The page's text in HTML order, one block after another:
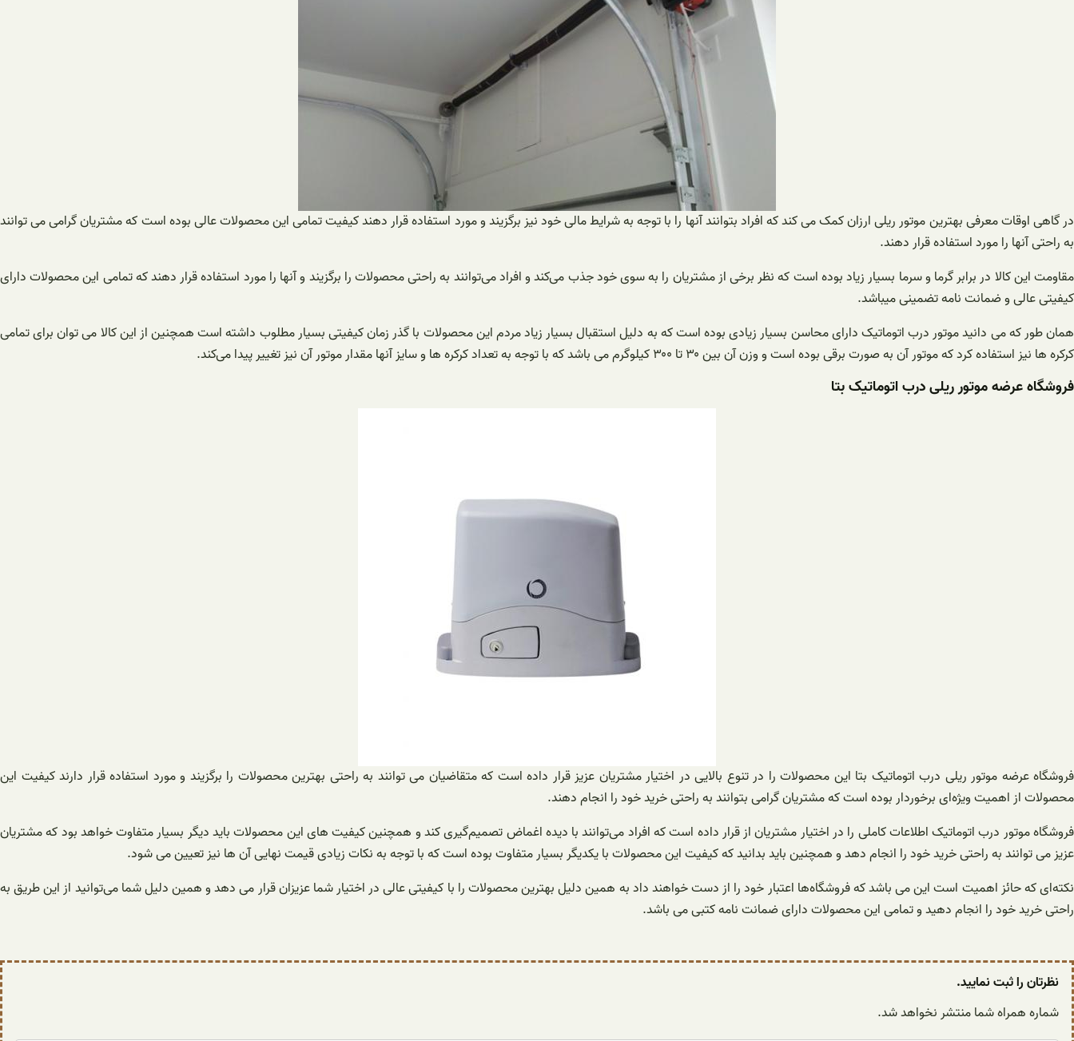
در گاهی اوقات معرفی بهترین موتور ریلی ارزان کمک می کند که افراد بتوانند آنها را با توجه به شرایط مالی خود نیز برگزیند و مورد استفاده قرار دهند کیفیت تمامی این محصولات عالی بوده است که مشتریان گرامی می توانند
به راحتی آنها را مورد استفاده قرار دهند.
مقاومت این کالا در برابر گرما و سرما بسیار زیاد بوده است که نظر برخی از مشتریان را به سوی خود جذب می‌کند و افراد می‌توانند به راحتی محصولات را برگزیند و آنها را مورد استفاده قرار دهند که تمامی این محصولات دارای
کیفیتی عالی و ضمانت نامه تضمینی میباشد.
همان طور که می دانید موتور درب اتوماتیک دارای محاسن بسیار زیادی بوده است که به دلیل استقبال بسیار زیاد مردم این محصولات با گذر زمان کیفیتی بسیار مطلوب داشته است همچنین از این کالا می توان برای تمامی
کرکره ها نیز استفاده کرد که موتور آن به صورت برقی بوده است و وزن آن بین ۳۰ تا ۳۰۰ کیلوگرم می باشد که با توجه به تعداد کرکره ها و سایز آنها مقدار موتور آن نیز تغییر پیدا می‌کند.
فروشگاه عرضه موتور ریلی درب اتوماتیک بتا
فروشگاه عرضه موتور ریلی درب اتوماتیک بتا این محصولات را در تنوع بالایی در اختیار مشتریان عزیز قرار داده است که متقاضیان می توانند به راحتی بهترین محصولات را برگزیند و مورد استفاده قرار دارند کیفیت این
محصولات از اهمیت ویژه‌ای برخوردار بوده است که مشتریان گرامی بتوانند به راحتی خرید خود را انجام دهند.
فروشگاه موتور درب اتوماتیک اطلاعات کاملی را در اختیار مشتریان از قرار داده است که افراد می‌توانند با دیده اغماض تصمیم‌گیری کند و همچنین کیفیت های این محصولات باید دیگر بسیار متفاوت خواهد بود که مشتریان
عزیز می توانند به راحتی خرید خود را انجام دهد و همچنین باید بدانید که کیفیت این محصولات با یکدیگر بسیار متفاوت بوده است که با توجه به نکات زیادی قیمت نهایی آن ها نیز تعیین می شود.
نکته‌ای که حائز اهمیت است این می باشد که فروشگاه‌ها اعتبار خود را از دست خواهند داد به همین دلیل بهترین محصولات را با کیفیتی عالی در اختیار شما عزیزان قرار می دهد و همین دلیل شما می‌توانید از این طریق به
راحتی خرید خود را انجام دهید و تمامی این محصولات دارای ضمانت نامه کتبی می باشد.
نظرتان را ثبت نمایید.
شماره همراه شما منتشر نخواهد شد.